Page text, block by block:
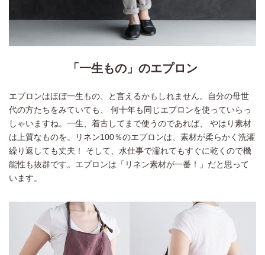
「一生もの」のエプロン
エプロンはほぼ一生もの、と言えるかもしれません。自分の母世
代の方たちをみていても、 何十年も同じエプロンを使っていらっ
しゃいますね。一生、着古してまで使うのであれば、 やはり素材
は上質なものを。リネン100％のエプロンは、素材が柔らかく洗濯
繰り返しても丈夫！ そして、水仕事で濡れてもすぐに乾くので機
能性も抜群です。エプロンは「リネン素材が一番！」だと思って
います。